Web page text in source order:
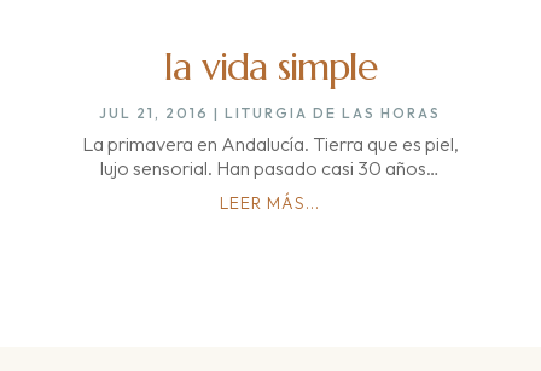
la vida simple
JUL 21, 2016 |LITURGIA DE LAS HORAS
La primavera en Andalucía. Tierra que es piel,
lujo sensorial. Han pasado casi 30 años…
LEER MÁS...